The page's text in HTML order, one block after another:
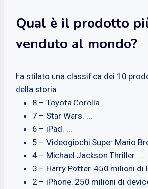
Qual è il prodotto
venduto al mondo?
ha stilato una classifica dei 10
della storia.
8 – Toyota Corolla. ...
7 – Star Wars. ...
6 – iPad. ...
5 – Videogiochi Super Mario
4 – Michael Jackson Thriller. ...
3 – Harry Potter. 450 milioni di
2 – iPhone. 250 milioni di